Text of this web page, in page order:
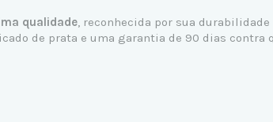
qualidade, reconhecida por sua
de prata e uma garantia de 90 dias contra